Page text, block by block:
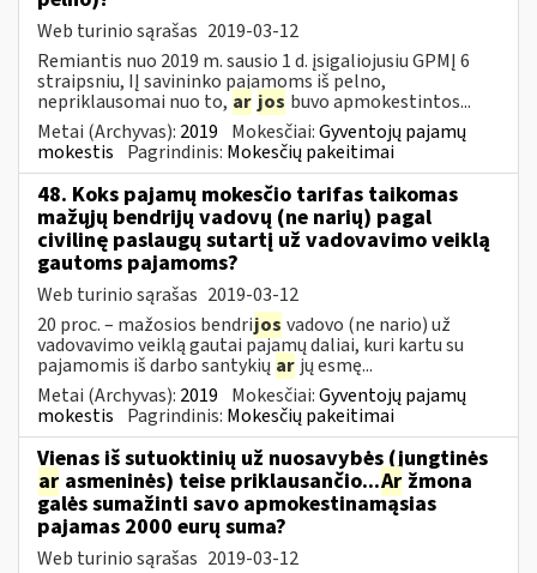
Web turinio sąrašas 2019-03-12
Remiantis nuo 2019 m. sausio 1 d. įsigaliojusiu GPMĮ 6
straipsniu, IĮ savininko pajamoms iš pelno,
nepriklausomai nuo to, ar jos buvo apmokestintos...
Metai (Archyvas): 2019 Mokesčiai:Gyventojų pajamų
mokestis Pagrindinis: Mokesčių pakeitimai
48. Koks pajamų mokesčio tarifas taikomas
mažųjų bendrijų vadovų (ne narių) pagal
civilinę paslaugų sutartį už vadovavimo veiklą
gautoms pajamoms?
Web turinio sąrašas 2019-03-12
20 proc. – mažosios bendrijos vadovo (ne nario) už
vadovavimo veiklą gautai pajamų daliai, kuri kartu su
pajamomis iš darbo santykių ar jų esmę...
Metai (Archyvas): 2019 Mokesčiai:Gyventojų pajamų
mokestis Pagrindinis: Mokesčių pakeitimai
Vienas iš sutuoktinių už nuosavybės (jungtinės
ar asmeninės) teise priklausančio...Ar žmona
galės sumažinti savo apmokestinamąsias
pajamas 2000 eurų suma?
Web turinio sąrašas 2019-03-12